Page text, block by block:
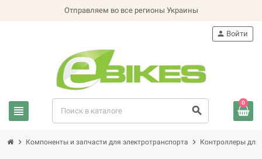
Отправляем во все регионы Украины
view_headline search
person Войти
0
chevron_right Компоненты и запчасти для электротранспорта chevron_right Контроллеры для